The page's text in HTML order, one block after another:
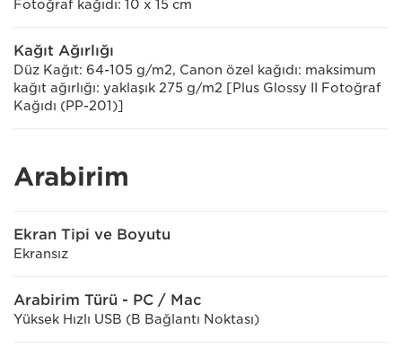
Fotoğraf kağıdı: 10 x 15 cm
Kağıt Ağırlığı
Düz Kağıt: 64-105 g/m2, Canon özel kağıdı: maksimum
kağıt ağırlığı: yaklaşık 275 g/m2 [Plus Glossy II Fotoğraf
Kağıdı (PP-201)]
Arabirim
Ekran Tipi ve Boyutu
Ekransız
Arabirim Türü - PC / Mac
Yüksek Hızlı USB (B Bağlantı Noktası)